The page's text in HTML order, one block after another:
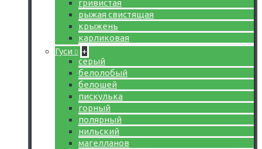
гривистая
рыжая свистящая
крыжень
карликовая
Гуси
+
серый
белолобый
белошей
пискулька
горный
полярный
нильский
магелланов